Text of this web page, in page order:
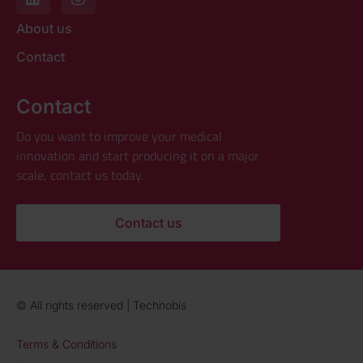
About us
Contact
Contact
Do you want to improve your medical
innovation and start producing it on a major
scale, contact us today.
Contact us
© All rights reserved | Technobis
Terms & Conditions